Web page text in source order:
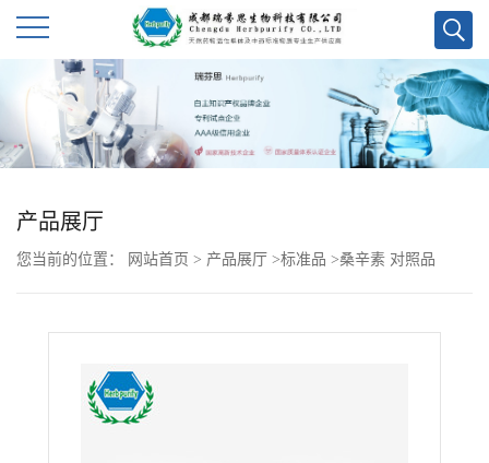
产品展厅
您当前的位置： 网站首页 > 产品展厅 >标准品 >桑辛素 对照品